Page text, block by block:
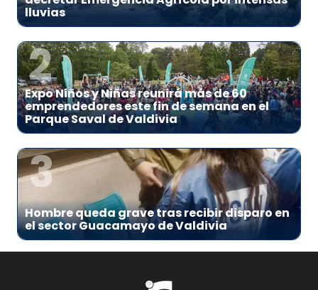
lluvias
2
Expo Niños y Niñas reunirá más de 60
emprendedores este fin de semana en el
Parque Saval de Valdivia
3
Hombre queda grave tras recibir disparo en
el sector Guacamayo de Valdivia